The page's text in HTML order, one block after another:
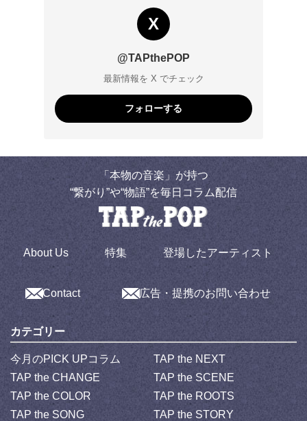
X
@TAPthePOP
最新情報を X でチェック
フォローする
「本物の音楽」が持つ
“繋がり”や“物語”を毎日コラム配信
About Us 特集 登場したアーティスト
Contact 広告・提携のお問い合わせ
カテゴリー
今月のPICK UPコラム
TAP the NEXT
TAP the CHANGE
TAP the SCENE
TAP the COLOR
TAP the ROOTS
TAP the SONG
TAP the STORY